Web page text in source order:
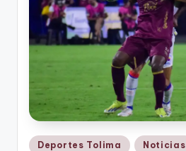
Publicado
Deportes Tolima Noticias